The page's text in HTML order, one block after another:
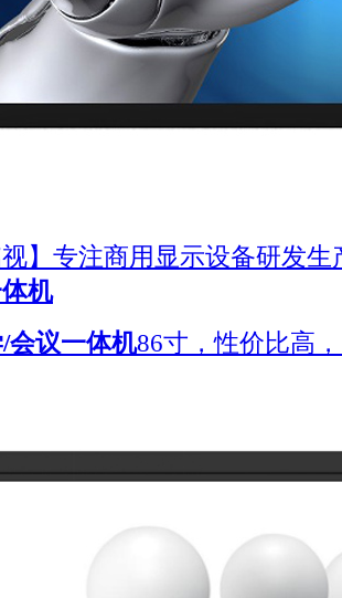
视】专注商用显示设备研发
机
会议一体机86寸，性价比高